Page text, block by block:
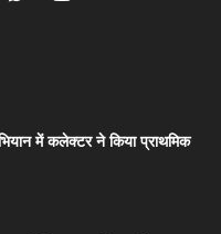
में कलेक्टर ने किया प्राथमिक